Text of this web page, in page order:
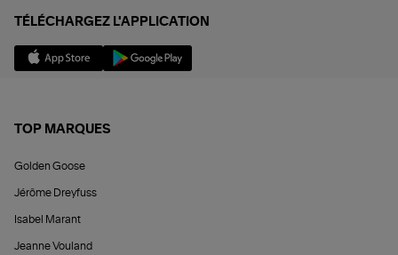
TÉLÉCHARGEZ L'APPLICATION
TOP MARQUES
Golden Goose
Jérôme Dreyfuss
Isabel Marant
Jeanne Vouland